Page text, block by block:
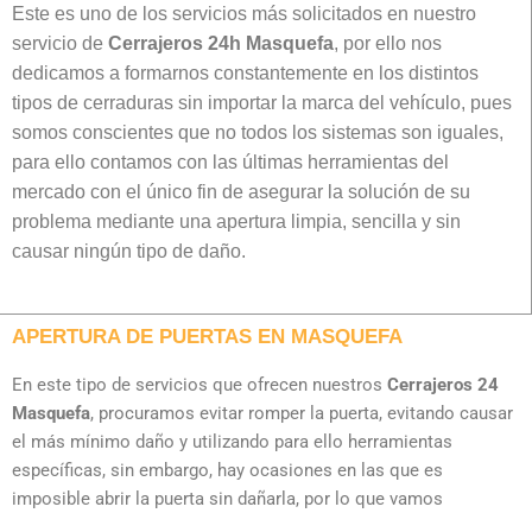
Este es uno de los servicios más solicitados en nuestro
servicio de Cerrajeros 24h Masquefa, por ello nos
dedicamos a formarnos constantemente en los distintos
tipos de cerraduras sin importar la marca del vehículo, pues
somos conscientes que no todos los sistemas son iguales,
para ello contamos con las últimas herramientas del
mercado con el único fin de asegurar la solución de su
problema mediante una apertura limpia, sencilla y sin
causar ningún tipo de daño.
APERTURA DE PUERTAS EN MASQUEFA
En este tipo de servicios que ofrecen nuestros Cerrajeros 24
Masquefa, procuramos evitar romper la puerta, evitando causar
el más mínimo daño y utilizando para ello herramientas
específicas, sin embargo, hay ocasiones en las que es
imposible abrir la puerta sin dañarla, por lo que vamos